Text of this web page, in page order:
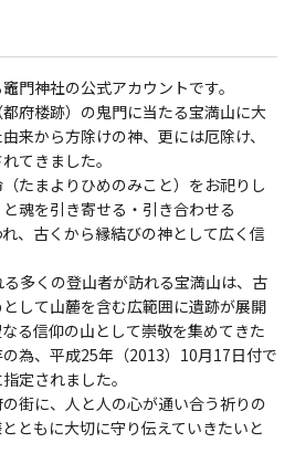
門神社の公式アカウントです。
府楼跡）の鬼門に当たる宝満山に大
来から方除けの神、更には厄除け、
てきました。
たまよりひめのみこと）をお祀りし
魂を引き寄せる・引き合わせる
れ、古くから縁結びの神として広く信
多くの登山者が訪れる宝満山は、古
して山麓を含む広範囲に遺跡が展開
る信仰の山として崇敬を集めてきた
為、平成25年（2013）10月17日付で
定されました。
街に、人と人の心が通い合う祈りの
ともに大切に守り伝えていきたいと